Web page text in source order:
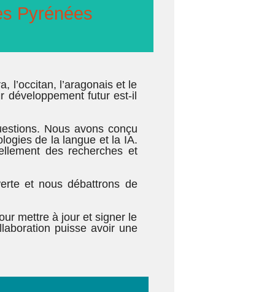
Pyrénées
l’occitan, l’aragonais et le
futur est-il
Nous avons conçu
de la langue et la IA.
des recherches et
et nous débattrons de
mettre à jour et signer le
puisse avoir une